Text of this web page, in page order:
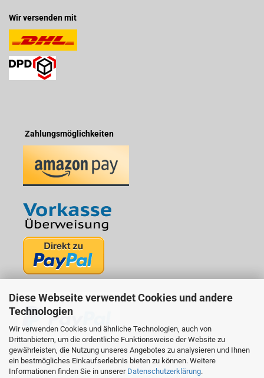
Diese Webseite verwendet Cookies und andere
Technologien
Wir verwenden Cookies und ähnliche Technologien, auch von
Drittanbietern, um die ordentliche Funktionsweise der Website zu
gewährleisten, die Nutzung unseres Angebotes zu analysieren und Ihnen
ein bestmögliches Einkaufserlebnis bieten zu können. Weitere
Informationen finden Sie in unserer Datenschutzerklärung.
Wir versenden mit
Zahlungsmöglichkeiten